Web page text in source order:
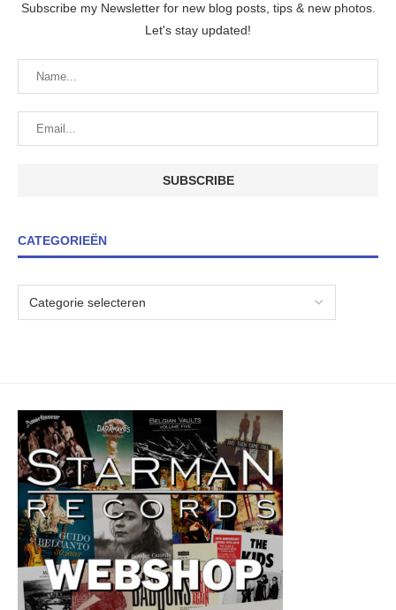
Subscribe my Newsletter for new blog posts, tips & new photos.
Let's stay updated!
CATEGORIEËN